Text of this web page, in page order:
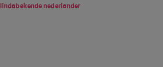
lindabekende nederlander